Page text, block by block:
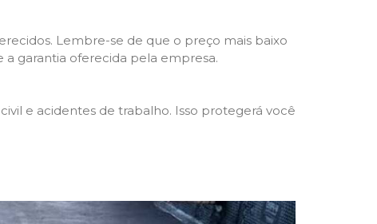
Lembre-se de que o preço mais baixo
garantia oferecida pela empresa.
e acidentes de trabalho. Isso protegerá você